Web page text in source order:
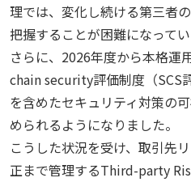
理では、変化し続ける第三者
把握することが困難になってい
さらに、2026年度から本格運
chain security評価制度（SCS
を含めたセキュリティ対策の
められるようになりました。
こうした状況を受け、取引先
正まで管理するThird-party